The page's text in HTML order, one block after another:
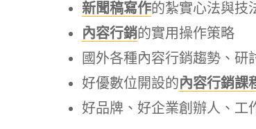
新聞稿寫作的紮實心法與技
內容行銷的實用操作策略
國外各種內容行銷趨勢、研
好優數位開設的內容行銷課
好品牌、好企業創辦人、工